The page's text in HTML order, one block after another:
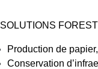
SOLUTIONS
Production de
Conservation